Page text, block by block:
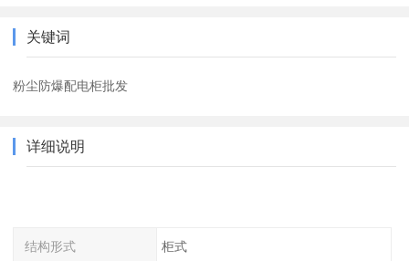
关键词
粉尘防爆配电柜批发
详细说明
结构形式 柜式